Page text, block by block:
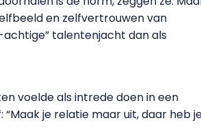
en zelfvertrouwen van
achtige” talentenjacht dan als
voelde als intrede doen in een
je relatie maar uit, daar heb